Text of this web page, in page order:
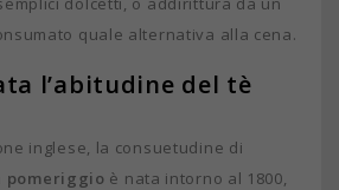
quale alternativa alla cena.
l’abitudine del tè
inglese, la consuetudine di
pomeriggio è nata intorno al 1800,